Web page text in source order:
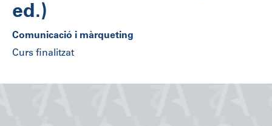
ed.)
Comunicació i màrqueting
Curs finalitzat